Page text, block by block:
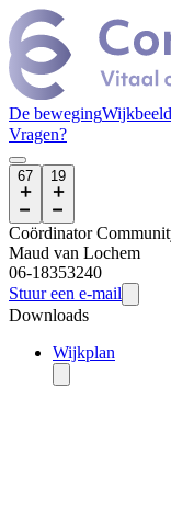
De bewegingWijkbeeld
Vragen?
67 19
Coördinator
Maud van Lochem
06-18353240
Stuur een e-mail
Downloads
Wijkplan